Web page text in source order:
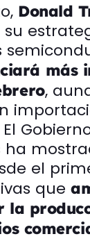
Donald
más
,
ha
el
que